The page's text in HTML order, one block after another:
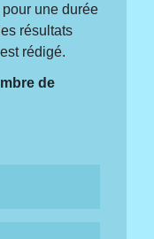
une durée
résultats
est rédigé.
de